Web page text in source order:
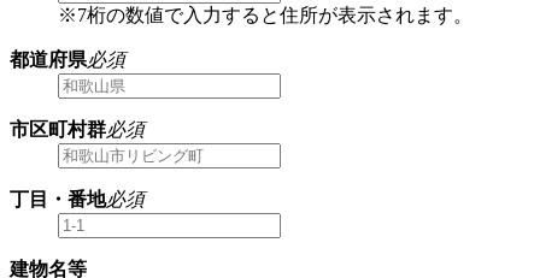
※7桁の数値で入力すると住所が表示されます。
都道府県必須
市区町村群必須
丁目・番地必須
建物名等